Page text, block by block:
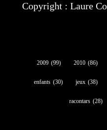
Copyright : Laure
2009 (99) 2010 (86)
enfants (30) jeux (38)
racontars (28)